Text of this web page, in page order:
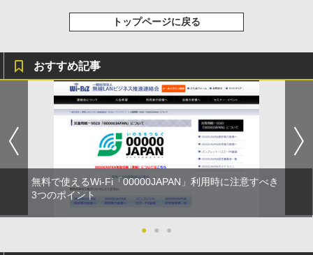
トップページに戻る
おすすめ記事
無料で使えるWi-Fi「00000JAPAN」利用時に注意すべき
3つのポイント
● ● ●